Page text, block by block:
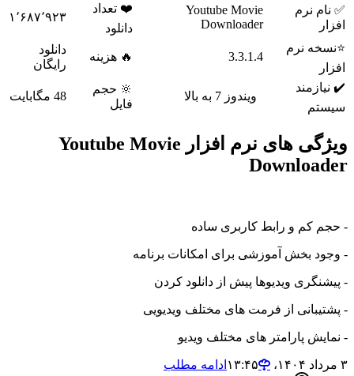
نرم
Youtube Movie
Downloader
❤️ تعداد
۱٬۶۸۷٬۹۲۳
نرم
3.3.1.4 🔥 هزینه
رایگان
ویندوز 7 به بالا
🔆 حجم
48 مگابایت
ویژگی های نرم افزار Youtube Movie
کم و رابط کاربری ساده
بخش آموزشی برای امکانات برنامه
ویدیوها پیش از دانلود کردن
از فرمت های مختلف ویدیویی
پارامتر های مختلف ویدیو
ادامه مطلب